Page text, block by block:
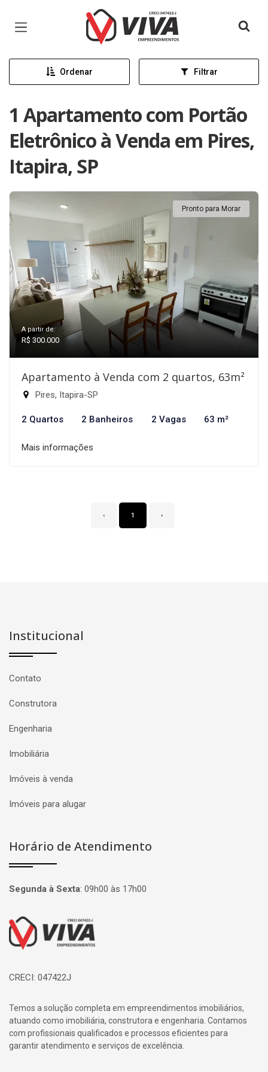
Página inicial
Ordenar Filtrar
1 Apartamento com Portão
Eletrônico à Venda em Pires,
Itapira, SP
Pronto para Morar
A partir de:
R$ 300.000
Apartamento à Venda com 2 quartos, 63m²
Pires, Itapira-SP
2 Quartos 2 Banheiros 2 Vagas 63 m²
Mais informações
‹ 1 ›
Institucional
Contato
Construtora
Engenharia
Imobiliária
Imóveis à venda
Imóveis para alugar
Horário de Atendimento
Segunda à Sexta: 09h00 às 17h00
Página inicial
CRECI: 047422J
Temos a solução completa em empreendimentos imobiliários,
atuando como imobiliária, construtora e engenharia. Contamos
com profissionais qualificados e processos eficientes para
garantir atendimento e serviços de excelência.